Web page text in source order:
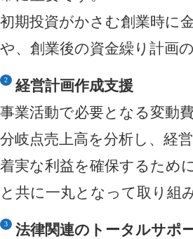
初期投資がかさむ創業時に
や、創業後の資金繰り計画
経営計画作成支援
事業活動で必要となる変動
分岐点売上高を分析し、経
着実な利益を確保するため
と共に一丸となって取り組
法律関連のトータルサポ